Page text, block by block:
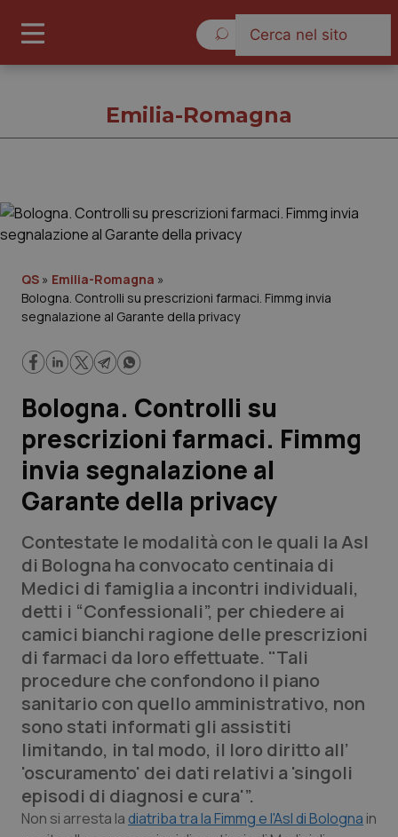
Governo e Parlamento
Regioni e Asl
Lavoro e Professioni
Scienza e Farmaci
Studi e Analisi
Lettere al direttore
Edizioni Regionali
QS Pro
Professionisti Sanitari.AI
Abruzzo
Basilicata
Calabria
QS Pro Gold
Artrite & artrosi
Asma & BPCO
QS Club Newsletter
Emilia-Romagna
QS » Emilia-Romagna »
Bologna. Controlli su prescrizioni farmaci. Fimmg invia
segnalazione al Garante della privacy
Bologna. Controlli su
prescrizioni farmaci. Fimmg
invia segnalazione al
Garante della privacy
Contestate le modalità con le quali la Asl
di Bologna ha convocato centinaia di
Medici di famiglia a incontri individuali,
detti i “Confessionali”, per chiedere ai
camici bianchi ragione delle prescrizioni
di farmaci da loro effettuate. "Tali
procedure che confondono il piano
sanitario con quello amministrativo, non
sono stati informati gli assistiti
limitando, in tal modo, il loro diritto all’
'oscuramento' dei dati relativi a 'singoli
episodi di diagnosi e cura'”.
Non si arresta la diatriba tra la Fimmg e l'Asl di Bologna in